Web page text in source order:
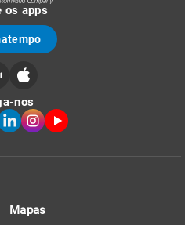
os apps
nos
Mapas